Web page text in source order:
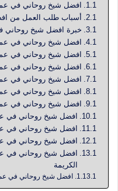
افضل شيخ روحاني في
أسباب طلب العمل من
خبرة افضل شيخ روحاني
افضل شيخ روحاني في
افضل شيخ روحاني في
افضل شيخ روحاني في
افضل شيخ روحاني في
افضل شيخ روحاني في
افضل شيخ روحاني في
افضل شيخ روحاني في
افضل شيخ روحاني في
افضل شيخ روحاني في
افضل شيخ روحاني في
الكريمة
افضل شيخ روحاني في